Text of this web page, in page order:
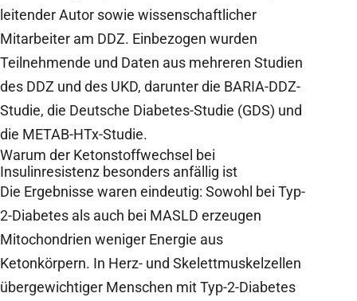
leitender Autor sowie wissenschaftlicher
Mitarbeiter am DDZ. Einbezogen wurden
Teilnehmende und Daten aus mehreren Studien
des DDZ und des UKD, darunter die BARIA-DDZ-
Studie, die Deutsche Diabetes-Studie (GDS) und
die METAB-HTx-Studie.
Warum der Ketonstoffwechsel bei
Insulinresistenz besonders anfällig ist
Die Ergebnisse waren eindeutig: Sowohl bei Typ-
2-Diabetes als auch bei MASLD erzeugen
Mitochondrien weniger Energie aus
Ketonkörpern. In Herz- und Skelettmuskelzellen
übergewichtiger Menschen mit Typ-2-Diabetes